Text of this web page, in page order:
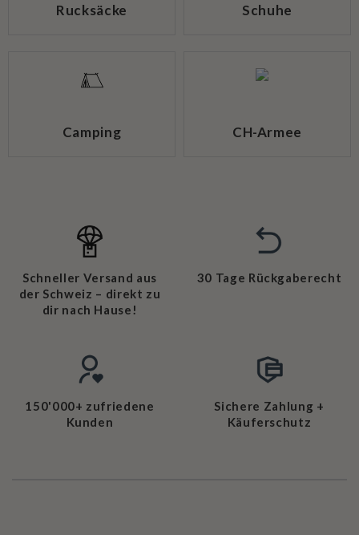
Rucksäcke Schuhe
Camping CH-Armee
Schneller Versand aus
der Schweiz – direkt zu
dir nach Hause!
30 Tage Rückgaberecht
150'000+ zufriedene
Kunden
Sichere Zahlung +
Käuferschutz